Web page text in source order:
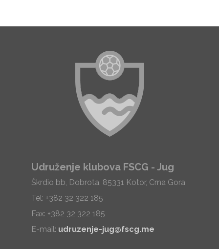
Udruženje klubova FSCG - Jug
Škrdio bb, Dobrota, 85331 Kotor, Crna Gora
Tel: +382 32 322 185
Fax: +382 32 322 185
E-mail: udruzenje-jug@fscg.me